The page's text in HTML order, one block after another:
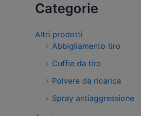
Categorie
Altri prodotti
Abbigliamento tiro
Cuffie da tiro
Polvere da ricarica
Spray antiaggressione